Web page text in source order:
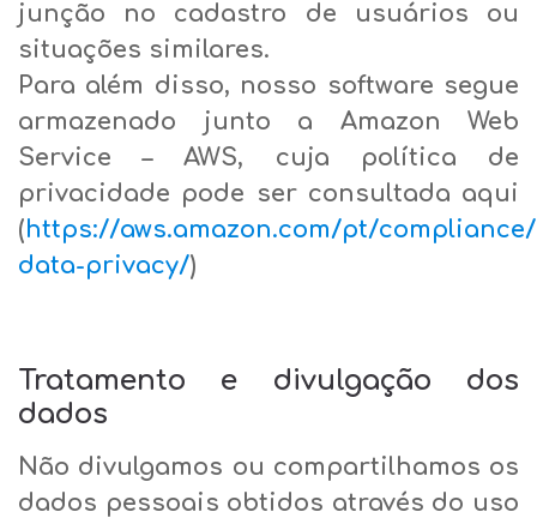
junção no cadastro de usuários ou
situações similares.
Para além disso, nosso software segue
armazenado junto a Amazon Web
Service – AWS, cuja política de
privacidade pode ser consultada aqui
(https://aws.amazon.com/pt/
data-privacy/)
Tratamento e divulgação dos
dados
Não divulgamos ou compartilhamos os
dados pessoais obtidos através do uso